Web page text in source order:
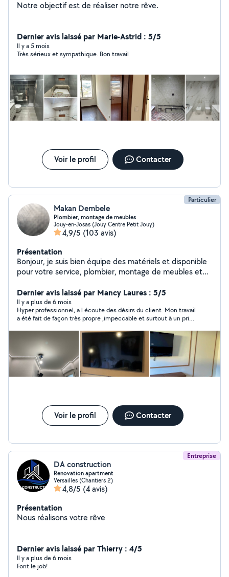
Notre objectif est de réaliser notre rêve.
Dernier avis laissé par Marie-Astrid : 5/5
Il y a 5 mois
Très sérieux et sympathique. Bon travail
Voir le profil Contacter
Particulier
Makan Dembele
Plombier, montage de meubles
Jouy-en-Josas (Jouy Centre Petit Jouy)
4,9/5 (103 avis)
Présentation
Bonjour, je suis bien équipe des matériels et disponible
pour votre service, plombier, montage de meubles et
Dernier avis laissé par Mancy Laures : 5/5
Il y a plus de 6 mois
Hyper professionnel, a l écoute des désirs du client. Mon travail
a été fait de façon très propre ,impeccable et surtout à un prix
Voir le profil Contacter
Entreprise
DA construction
Renovation apartment
Versailles (Chantiers 2)
4,8/5 (4 avis)
Présentation
Nous réalisons votre rêve
Dernier avis laissé par Thierry : 4/5
Il y a plus de 6 mois
Font le job!